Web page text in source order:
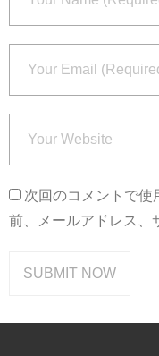
次回のコメントで使
前、メールアドレス、